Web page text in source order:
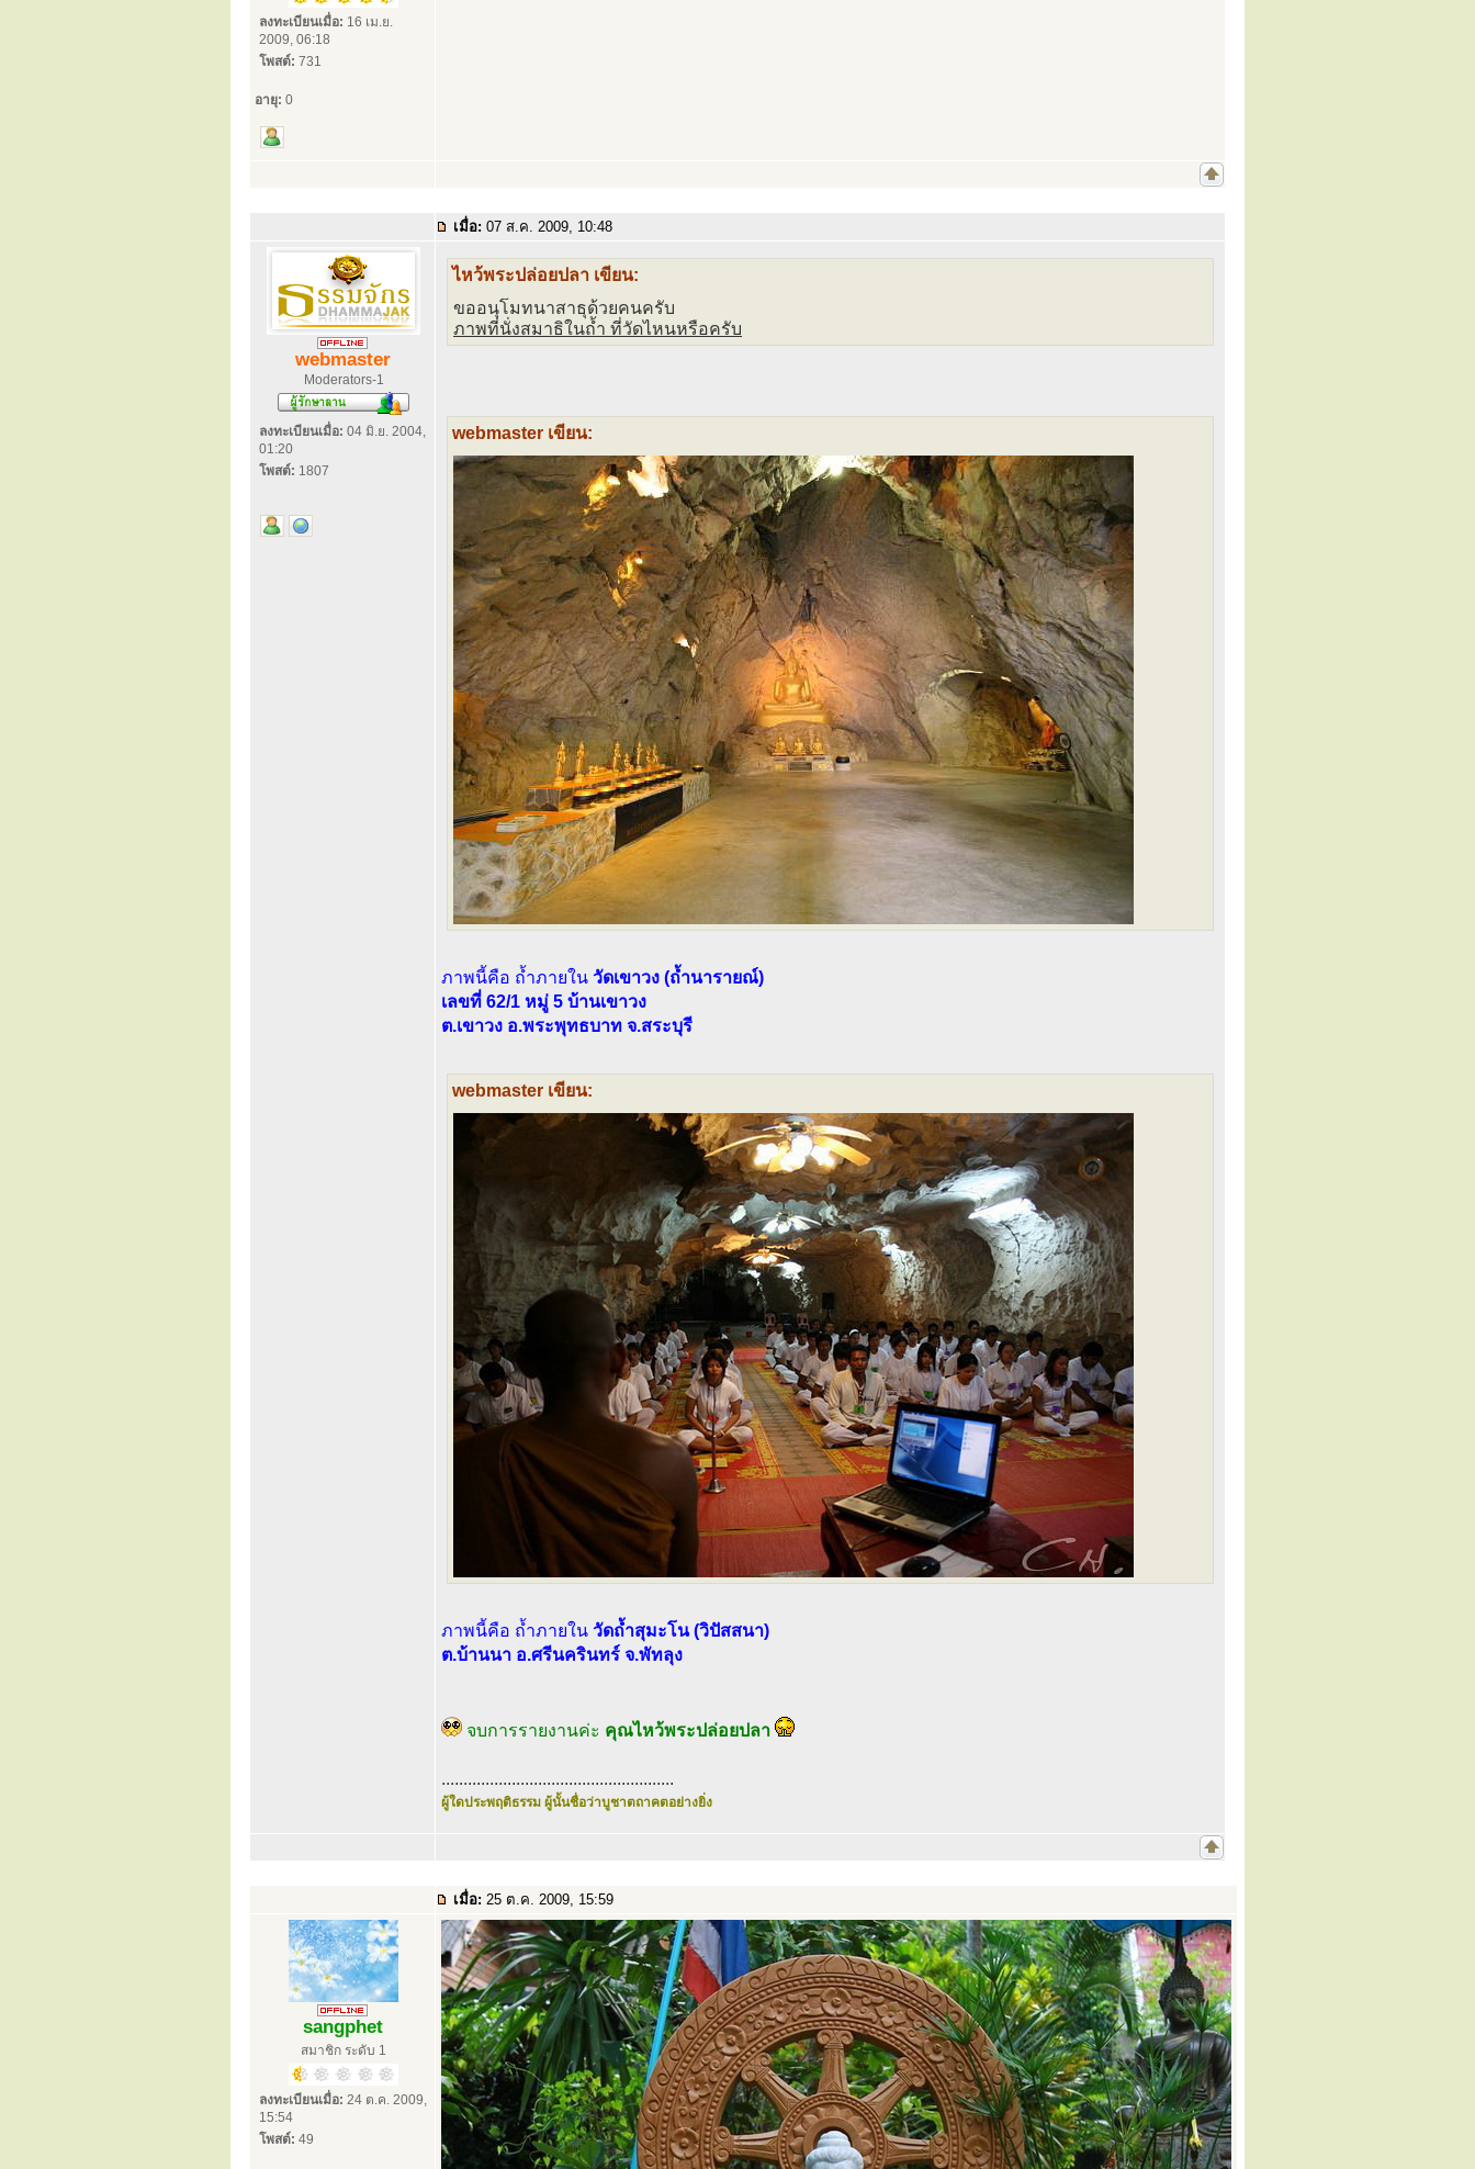
ลงทะเบียนเมื่อ: 16 เม.ย.
2009, 06:18
โพสต์: 731
อายุ: 0
เมื่อ: 07 ส.ค. 2009, 10:48
webmaster
Moderators-1
ลงทะเบียนเมื่อ: 04 มิ.ย. 2004,
01:20
โพสต์: 1807
ไหว้พระปล่อยปลา เขียน:
ขออนุโมทนาสาธุด้วยคนครับ
ภาพที่นั่งสมาธิในถ้ำ ที่วัดไหนหรือครับ
webmaster เขียน:
ภาพนี้คือ ถ้ำภายใน วัดเขาวง (ถ้ำนารายณ์)
เลขที่ 62/1 หมู่ 5 บ้านเขาวง
ต.เขาวง อ.พระพุทธบาท จ.สระบุรี
webmaster เขียน:
ภาพนี้คือ ถ้ำภายใน วัดถ้ำสุมะโน (วิปัสสนา)
ต.บ้านนา อ.ศรีนครินทร์ จ.พัทลุง
จบการรายงานค่ะ คุณไหว้พระปล่อยปลา
.....................................................
ผู้ใดประพฤติธรรม ผู้นั้นชื่อว่าบูชาตถาคตอย่างยิ่ง
เมื่อ: 25 ต.ค. 2009, 15:59
sangphet
สมาชิก ระดับ 1
ลงทะเบียนเมื่อ: 24 ต.ค. 2009,
15:54
โพสต์: 49